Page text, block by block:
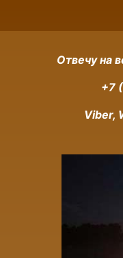
Отвечу на
+7
Viber,